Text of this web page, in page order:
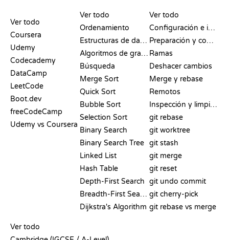
Ver todo
Coursera
Udemy
Codecademy
DataCamp
LeetCode
Boot.dev
freeCodeCamp
Udemy vs Coursera
Ver todo
Ordenamiento
Estructuras de datos
Algoritmos de grafos
Búsqueda
Merge Sort
Quick Sort
Bubble Sort
Selection Sort
Binary Search
Binary Search Tree
Linked List
Hash Table
Depth-First Search
Breadth-First Search
Dijkstra's Algorithm
Ver todo
Configuración e inicio
Preparación y commit
Ramas
Deshacer cambios
Merge y rebase
Remotos
Inspección y limpieza
git rebase
git worktree
git stash
git merge
git reset
git undo commit
git cherry-pick
git rebase vs merge
Ver todo